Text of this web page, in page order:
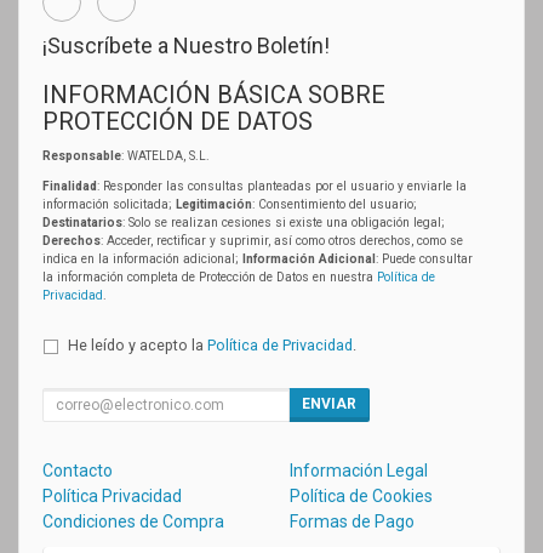
¡Suscríbete a Nuestro Boletín!
INFORMACIÓN BÁSICA SOBRE
PROTECCIÓN DE DATOS
Responsable: WATELDA, S.L.
Finalidad: Responder las consultas planteadas por el usuario y enviarle la
información solicitada; Legitimación: Consentimiento del usuario;
Destinatarios: Solo se realizan cesiones si existe una obligación legal;
Derechos: Acceder, rectificar y suprimir, así como otros derechos, como se
indica en la información adicional;
Información Adicional : Puede consultar
la información completa de Protección de Datos en nuestra Política de
Privacidad
He leído y acepto la Política de Privacidad
ENVIAR
Contacto
Información Legal
Política Privacidad
Política de Cookies
Condiciones de Compra
Formas de Pago